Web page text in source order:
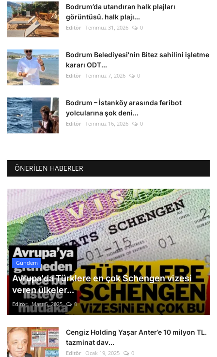
Bodrum’da utandıran halk plajları
görüntüsü. halk plajı...
Editör Temmuz 31, 2026 0
Bodrum Belediyesi'nin Bitez sahilini işletme
kararı ODT...
Editör Temmuz 7, 2026 0
Bodrum – İstanköy arasında feribot
yolcularına şok deni...
Editör Temmuz 16, 2026 0
ÖNERILEN HABERLER
Gündem
Avrupa'da Türklere en çok Schengen vizesi
veren ülkeler...
Editör Mart 5, 2025 0
Cengiz Holding Yaşar Anter’e 10 milyon TL.
tazminat dav...
Editör Ocak 19, 2025 0